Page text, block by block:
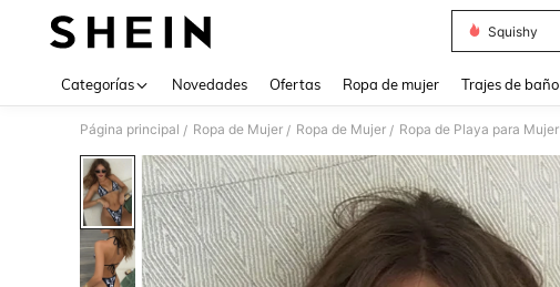
Squishy
Categorías Novedades Ofertas Ropa de mujer Trajes de baño
Página principal / Ropa de Mujer / Ropa de Mujer / Ropa de Playa para Mujer